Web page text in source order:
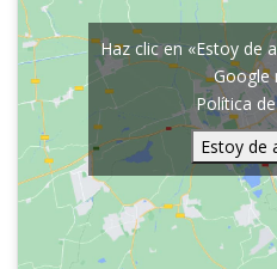
Haz clic en «Estoy de
Google
Política
Estoy de